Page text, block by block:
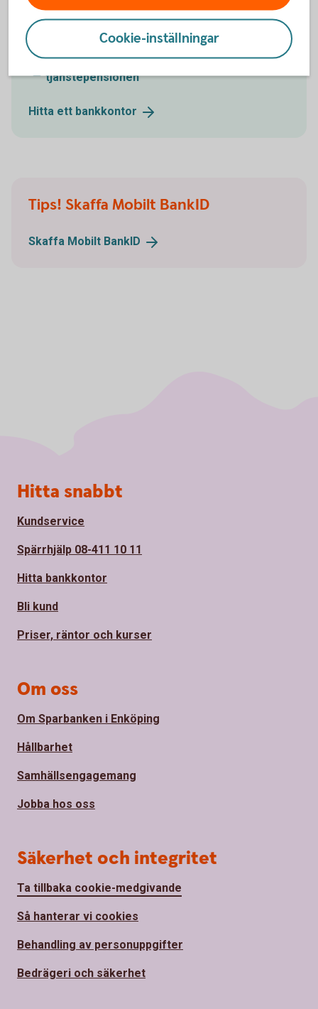
men hjälper gärna till med det. Välkommen att
kontakta oss på telefon eller besöka ett bankkontor.
Ring 0171-853 00 så hjälper vi dig flytta
tjänstepensionen
Hitta ett bankkontor
Tips! Skaffa Mobilt BankID
Skaffa Mobilt BankID
Cookie-inställningar
Sidfot
Hitta snabbt
Kundservice
Spärrhjälp 08-411 10 11
Hitta bankkontor
Bli kund
Priser, räntor och kurser
Om oss
Om Sparbanken i Enköping
Hållbarhet
Samhällsengagemang
Jobba hos oss
Säkerhet och integritet
Ta tillbaka cookie-medgivande
Så hanterar vi cookies
Behandling av personuppgifter
Bedrägeri och säkerhet